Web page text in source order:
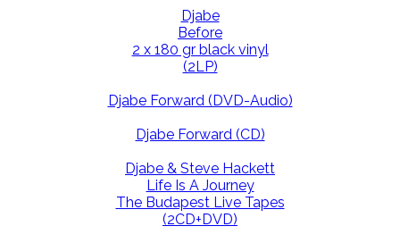
Djabe
Before
2 x 180 gr black vinyl
(2LP)
Djabe Forward (DVD-Audio)
Djabe Forward (CD)
Djabe & Steve Hackett
Life Is A Journey
The Budapest Live Tapes
(2CD+DVD)